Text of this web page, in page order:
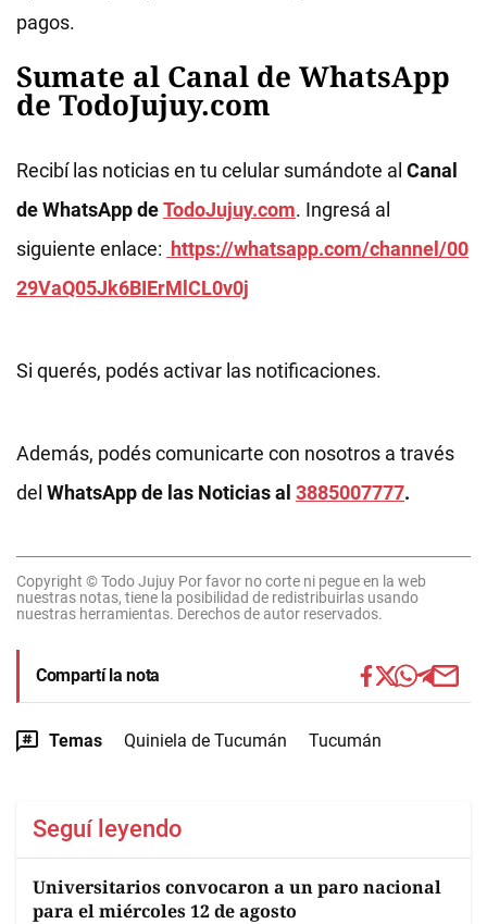
pagos.
Sumate al Canal de WhatsApp
de TodoJujuy.com
Recibí las noticias en tu celular sumándote al Canal
de WhatsApp deTodoJujuy.com. Ingresá al
siguiente enlace: https://whatsapp.com/channel/00
29VaQ05Jk6BIErMlCL0v0j
Si querés, podés activar las notificaciones.
Además, podés comunicarte con nosotros a través
del WhatsApp de las Noticias al 3885007777.
Copyright © Todo Jujuy Por favor no corte ni pegue en la web
nuestras notas, tiene la posibilidad de redistribuirlas usando
nuestras herramientas. Derechos de autor reservados.
Compartí la nota
Temas Quiniela de Tucumán Tucumán
Seguí leyendo
Universitarios convocaron a un paro nacional
para el miércoles 12 de agosto